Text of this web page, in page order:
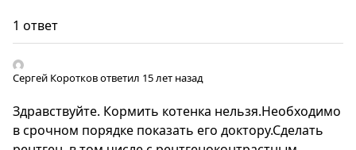
1 ответ
Сергей Коротковответил 15 лет назад
Здравствуйте. Кормить котенка нельзя.Необходимо
в срочном порядке показать его доктору.Сделать